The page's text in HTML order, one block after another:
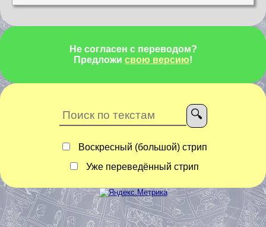
Не согласен с переводом?
Предложи свою версию!
Воскресный (большой) стрип
Уже переведённый стрип